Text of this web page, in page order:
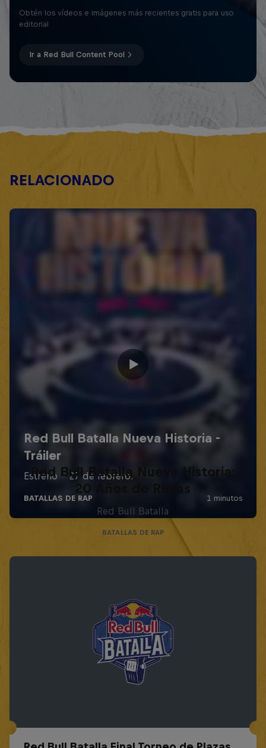
Obtén los vídeos e imágenes más recientes gratis para uso
editorial
Ir a Red Bull Content Pool
RELACIONADO
Red Bull Batalla Nueva Historia:
20 Años de Rimas
Red Bull Batalla
BATALLAS DE RAP